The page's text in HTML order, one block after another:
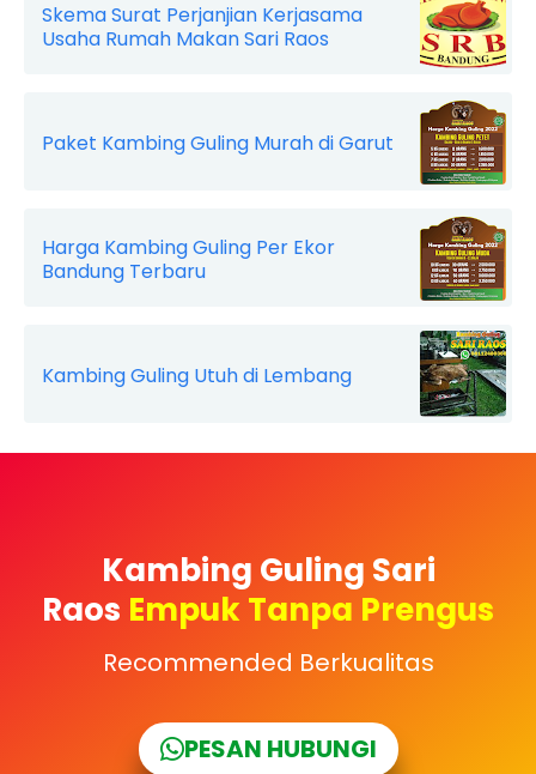
Skema Surat Perjanjian Kerjasama
Usaha Rumah Makan Sari Raos
Paket Kambing Guling Murah di Garut
Harga Kambing Guling Per Ekor
Bandung Terbaru
Kambing Guling Utuh di Lembang
Kambing Guling Sari
Raos Empuk Tanpa Prengus
Recommended Berkualitas
PESAN HUBUNGI